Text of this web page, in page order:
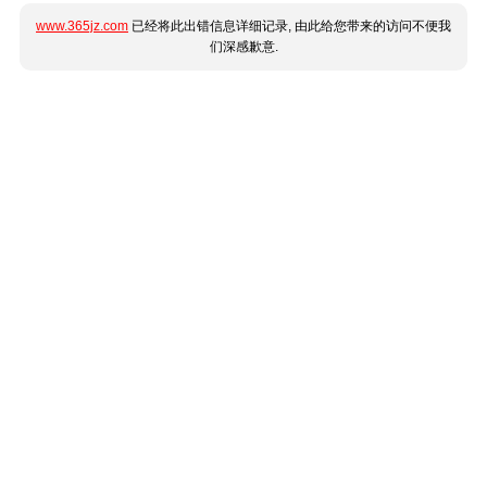
www.365jz.com 已经将此出错信息详细记录, 由此给您带来的访问不便我
们深感歉意.